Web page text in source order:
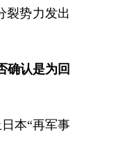
裂势力发出
确认是为回
本“再军事